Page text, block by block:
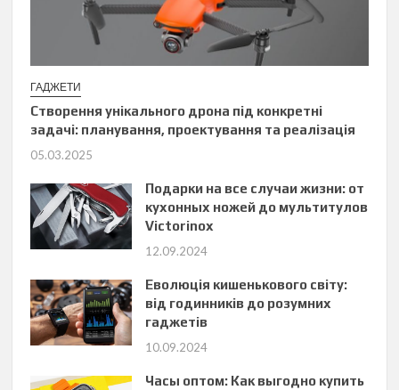
ГАДЖЕТИ
Створення унікального дрона під конкретні
задачі: планування, проектування та реалізація
05.03.2025
Подарки на все случаи жизни: от
кухонных ножей до мультитулов
Victorinox
12.09.2024
Еволюція кишенькового світу:
від годинників до розумних
гаджетів
10.09.2024
Часы оптом: Как выгодно купить